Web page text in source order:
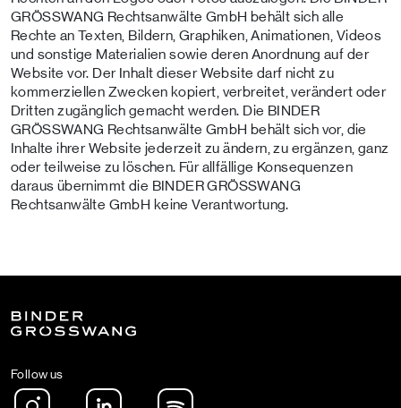
GRÖSSWANG Rechtsanwälte GmbH behält sich alle
Rechte an Texten, Bildern, Graphiken, Animationen, Videos
und sonstige Materialien sowie deren Anordnung auf der
Website vor. Der Inhalt dieser Website darf nicht zu
kommerziellen Zwecken kopiert, verbreitet, verändert oder
Dritten zugänglich gemacht werden. Die BINDER
GRÖSSWANG Rechtsanwälte GmbH behält sich vor, die
Inhalte ihrer Website jederzeit zu ändern, zu ergänzen, ganz
oder teilweise zu löschen. Für allfällige Konsequenzen
daraus übernimmt die BINDER GRÖSSWANG
Rechtsanwälte GmbH keine Verantwortung.
Follow us
Instagram LinkedIn